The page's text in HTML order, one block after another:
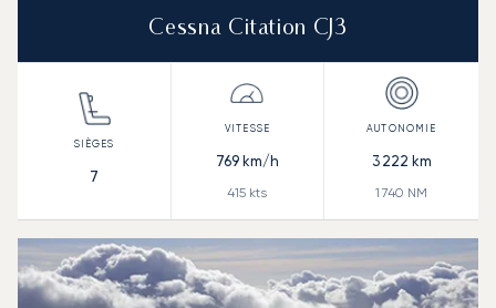
Cessna Citation CJ3
7
769km/h
415 kts
3 222 km
1 740 NM